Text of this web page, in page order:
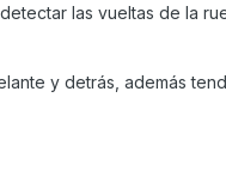
las vueltas de la
y detrás, además